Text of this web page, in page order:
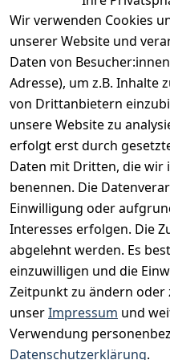
Wir verwenden Cookies
unserer Website und
Daten von
Adresse), um z.B. Inhalte
von Drittanbietern
unsere Website zu
erfolgt erst durch
Daten mit Dritten, die wir
benennen. Die
Einwilligung oder
Interesses erfolgen. Die
abgelehnt werden. Es
einzuwilligen und die
Zeitpunkt zu ändern oder
unserImpressum und
Verwendung
Datenschutzerklärung.
Vertrag widerrufen
INFORMATIONEN
Widerrufsrecht
Datenschutz
Unser Unternehmen
Charity & Wohltätigkeit
BESUCHE UNS